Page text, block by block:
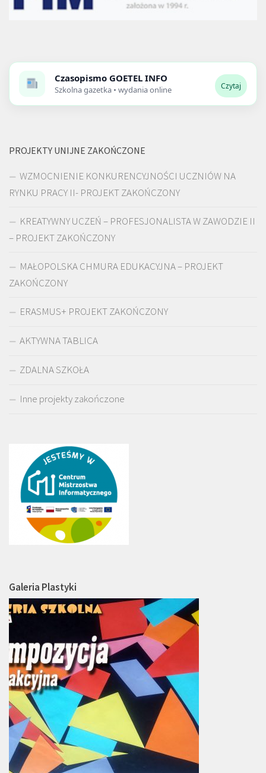
Czasopismo GOETEL INFO
Szkolna gazetka • wydania online Czytaj
PROJEKTY UNIJNE ZAKOŃCZONE
WZMOCNIENIE KONKURENCYJNOŚCI UCZNIÓW NA
RYNKU PRACY II- PROJEKT ZAKOŃCZONY
KREATYWNY UCZEŃ – PROFESJONALISTA W ZAWODZIE II
– PROJEKT ZAKOŃCZONY
MAŁOPOLSKA CHMURA EDUKACYJNA – PROJEKT
ZAKOŃCZONY
ERASMUS+ PROJEKT ZAKOŃCZONY
AKTYWNA TABLICA
ZDALNA SZKOŁA
Inne projekty zakończone
Galeria Plastyki